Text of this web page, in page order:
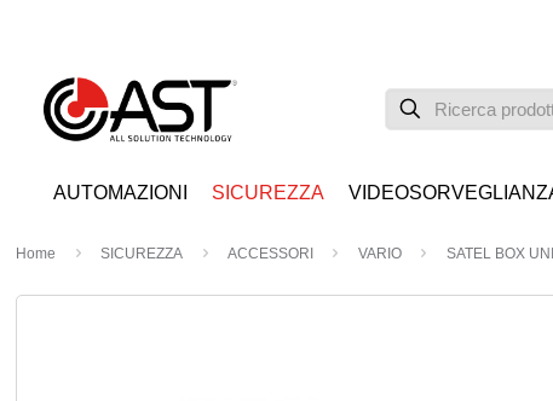
AUTOMAZIONI SICUREZZA
Home SICUREZZA ACCESSORI VARIO SATEL BOX